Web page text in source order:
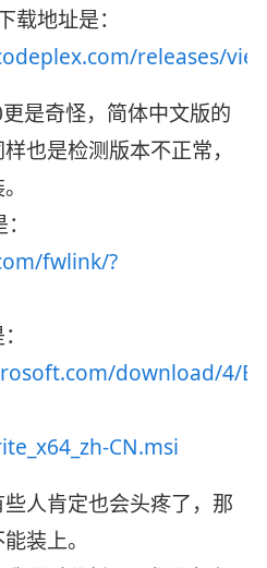
地址是：
releases/
是奇怪，简体中文版的
也是检测版本不正常，
fwlink/?
download/4/E/
CN.msi
人肯定也会头疼了，那
装上。